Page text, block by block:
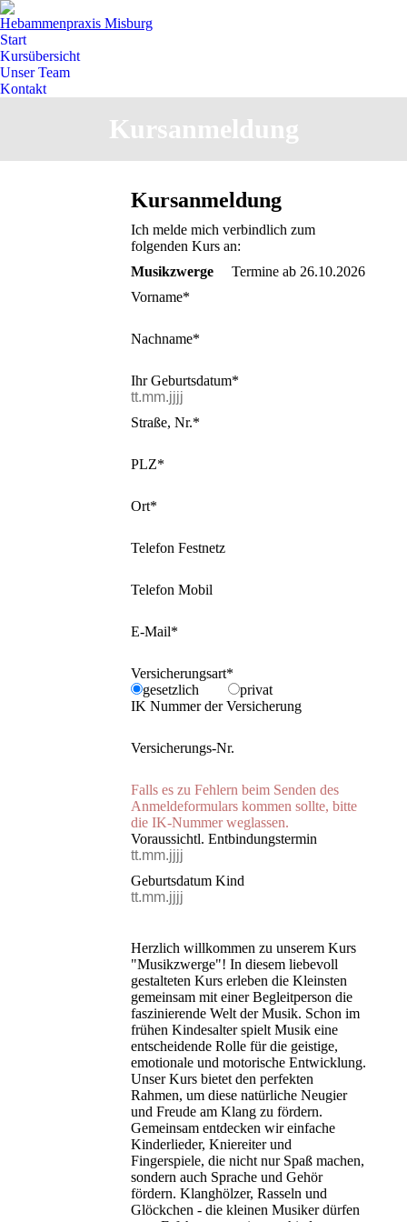
Hebammenpraxis Misburg
Start
Kursübersicht
Unser Team
Kontakt
Kursanmeldung
Sie befinden sich hier:
Kursanmeldung
Ich melde mich verbindlich zum
folgenden Kurs an:
Musikzwerge Termine ab 26.10.2026
Vorname*
Nachname*
Ihr Geburtsdatum*
Straße, Nr.*
PLZ*
Ort*
Telefon Festnetz
Telefon Mobil
E-Mail*
Versicherungsart*
gesetzlich
privat
IK Nummer der Versicherung
Versicherungs-Nr.
Falls es zu Fehlern beim Senden des
Anmeldeformulars kommen sollte, bitte
die IK-Nummer weglassen.
Voraussichtl. Entbindungstermin
Geburtsdatum Kind
Herzlich willkommen zu unserem Kurs
"Musikzwerge"! In diesem liebevoll
gestalteten Kurs erleben die Kleinsten
gemeinsam mit einer Begleitperson die
faszinierende Welt der Musik. Schon im
frühen Kindesalter spielt Musik eine
entscheidende Rolle für die geistige,
emotionale und motorische Entwicklung.
Unser Kurs bietet den perfekten
Rahmen, um diese natürliche Neugier
und Freude am Klang zu fördern.
Gemeinsam entdecken wir einfache
Kinderlieder, Kniereiter und
Fingerspiele, die nicht nur Spaß machen,
sondern auch Sprache und Gehör
fördern. Klanghölzer, Rasseln und
Glöckchen - die kleinen Musiker dürfen